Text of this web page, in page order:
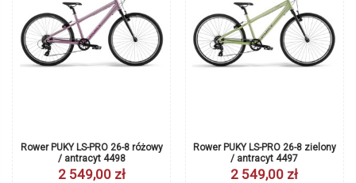
Rower PUKY LS-PRO 26-8 różowy
/ antracyt 4498
2 549,00 zł
Rower PUKY LS-PRO 26-8 zielony
/ antracyt 4497
2 549,00 zł